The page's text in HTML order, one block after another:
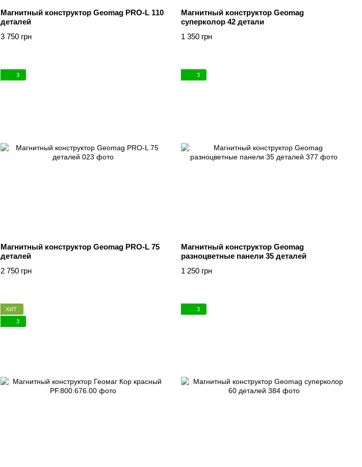
Магнитный конструктор Geomag PRO-L 110
деталей
3 750 грн
Магнитный конструктор Geomag
суперколор 42 детали
1 350 грн
3
Магнитный конструктор Geomag PRO-L 75
деталей
2 750 грн
3
Магнитный конструктор Geomag
разноцветные панели 35 деталей
1 250 грн
ХИТ
3
3